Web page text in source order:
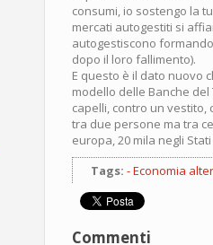
consumi, io sostengo la
mercati autogestiti si
autogestiscono
dopo il loro fallimento).
E questo è il dato nuovo
modello delle Banche
capelli, contro un
tra due persone ma tra
europa, 20 mila negli
Tags:
Economia
Commenti